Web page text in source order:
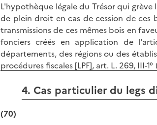
L'hypothèque légale du Trésor qui
de plein droit en cas de cession de
transmissions de ces mêmes bois en
fonciers créés en application de l'
départements, des régions ou des
procédures fiscales [LPF], art. L. 269, III-1°
4. Cas particulier du legs
(70)